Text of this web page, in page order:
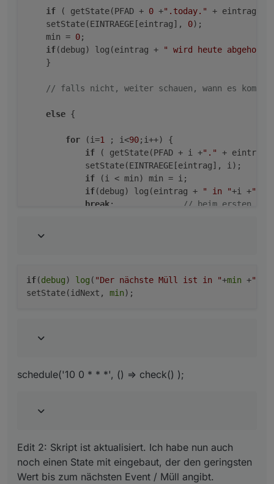
if ( getState(PFAD + 0 +".today." + eintrag).
    setState(EINTRAEGE[eintrag],
0);
    min =
0;
if(debug) log(eintrag + " wird heute abgeholt"
    }
// falls nicht, weiter schauen, wann es kommt
else {
for (i=1 ; i<90;i++)
if ( getState(PFAD + i +"."
+
            setState(EINTRAEGE[eintrag], i);
if (i < min) min = i;
if(debug) log(eintrag + " in "+i +"
break;
// beim ersten
if(debug) log ( "Der nächste Müll ist in "+min +"
setState(idNext, min
schedule('10 0 * * *', () => check() );
Edit 2: Skript ist aktualisiert. Ich habe nun auch
noch einen State mit eingebaut, der den geringsten
Wert bis zum nächsten Event / Müll angibt.